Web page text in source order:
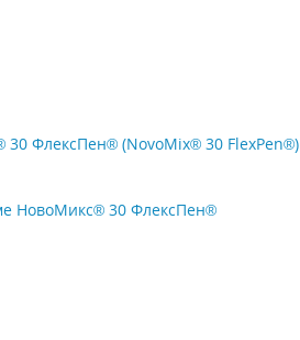
ФлексПен® (NovoMix® 30 FlexPen®)
НовоМикс® 30 ФлексПен®